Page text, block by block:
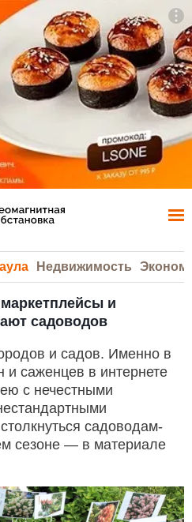
Недвижимость
и
садоводов
и садов. Именно в
и саженцев в интернете
с нечестными
садоводам-
сезоне — в материале